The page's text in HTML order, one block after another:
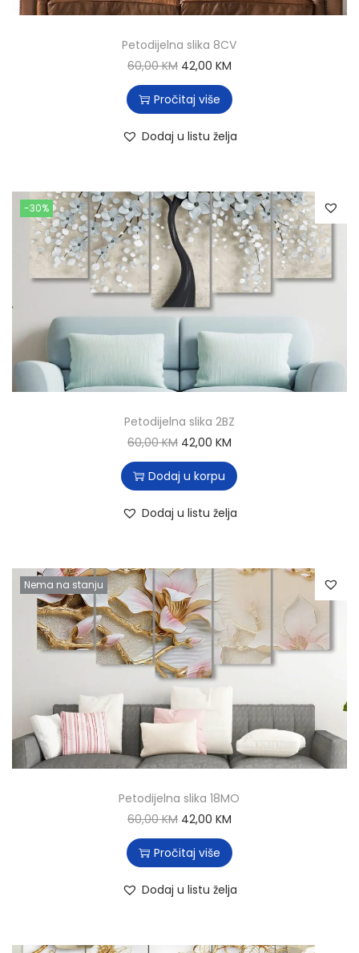
Petodijelna slika 8CV
60,00KM 42,00 KM
Pročitaj više
Dodaj u listu želja
-30%
Petodijelna slika 2BZ
60,00KM 42,00 KM
Dodaj u korpu
Dodaj u listu želja
Nema na stanju
Petodijelna slika 18MO
60,00KM 42,00 KM
Pročitaj više
Dodaj u listu želja